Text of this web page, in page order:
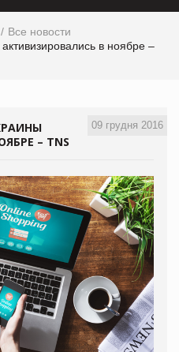
Все новости
в ноябре –
09 грудня 2016
– TNS